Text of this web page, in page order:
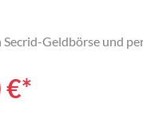
Secrid-Geldbörse und
€*